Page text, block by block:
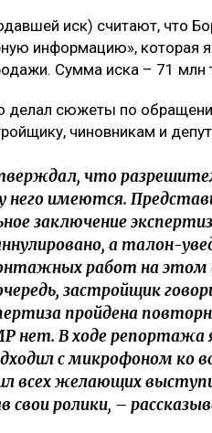
иск) считают, что
информацию», которая
Сумма иска – 71 млн
делал сюжеты по
чиновникам и
что
имеются.
заключение
а талон-
работ на этом
застройщик
пройдена
нет. В ходе репортажа
с микрофоном ко
всех желающих
свои ролики, –